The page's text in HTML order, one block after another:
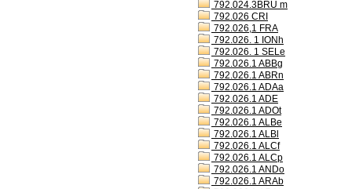
792.024.3BRU m
792.026 CRI
792.026,1 FRA
792.026. 1 IONh
792.026. 1 SELe
792.026.1 ABBg
792.026.1 ABRn
792.026.1 ADAa
792.026.1 ADE
792.026.1 ADOt
792.026.1 ALBe
792.026.1 ALBl
792.026.1 ALCf
792.026.1 ALCp
792.026.1 ANDo
792.026.1 ARAb